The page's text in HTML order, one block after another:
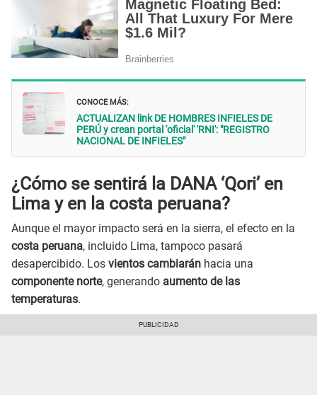
CONOCE MÁS:
ACTUALIZAN link DE HOMBRES INFIELES DE
PERÚ y crean portal 'oficial' 'RNI': "REGISTRO
NACIONAL DE INFIELES"
¿Cómo se sentirá la DANA ‘Qori’ en
Lima y en la costa peruana?
Aunque el mayor impacto será en la sierra, el efecto en la
costa peruana, incluido Lima, tampoco pasará
desapercibido. Los vientos cambiarán hacia una
componente norte, generando aumento de las
temperaturas.